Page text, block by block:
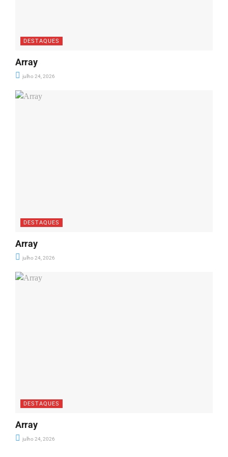
DESTAQUES
Array
julho 24, 2026
DESTAQUES
Array
julho 24, 2026
DESTAQUES
Array
julho 24, 2026